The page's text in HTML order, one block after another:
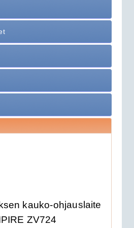
kauko-ohjauslaite
ZV724